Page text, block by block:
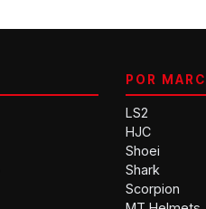
POR
LS2
HJC
Shoei
Shark
Scorpion